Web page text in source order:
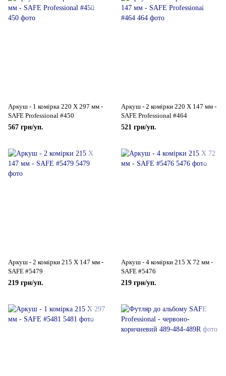
Аркуш - 1 комірка 220 Х 297 мм -
SAFE Professional #450
567 грн/уп.
Аркуш - 2 комірки 220 Х 147 мм -
SAFE Professional #464
521 грн/уп.
Аркуш - 2 комірки 215 Х 147 мм -
SAFE #5479
219 грн/уп.
Аркуш - 4 комірки 215 Х 72 мм -
SAFE #5476
219 грн/уп.